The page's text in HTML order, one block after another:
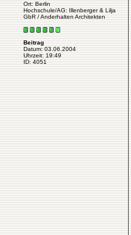
Ort: Berlin
Hochschule/AG: Illenberger & Lilja
GbR / Anderhalten Architekten
Beitrag
Datum: 03.06.2004
Uhrzeit: 19:49
ID: 4051